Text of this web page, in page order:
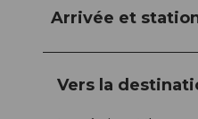
Arrivée et
Vers la